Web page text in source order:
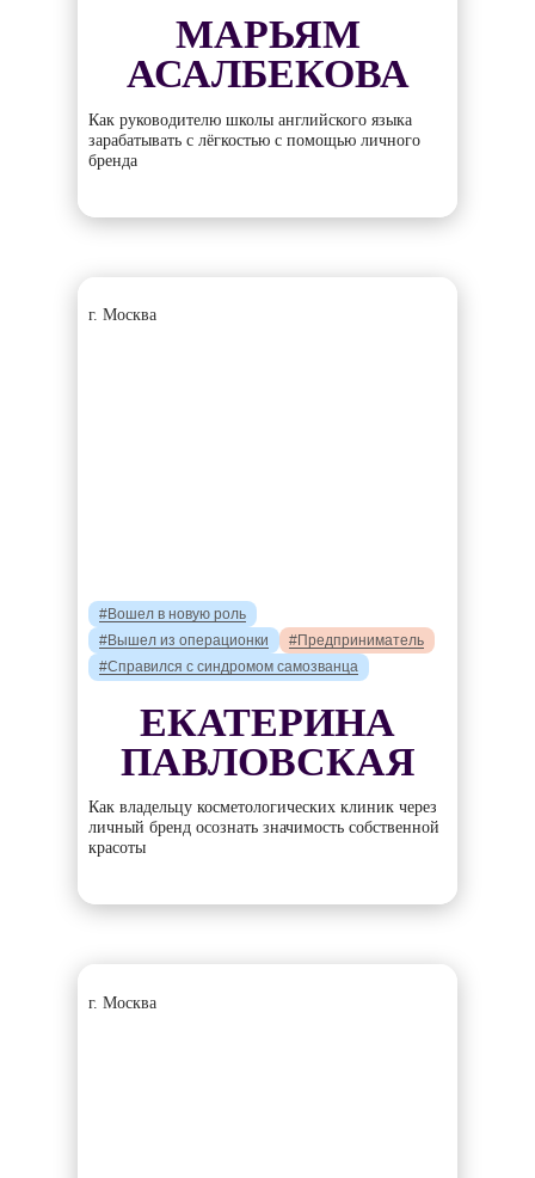
МАРЬЯМ
АСАЛБЕКОВА
Как руководителю школы английского языка
зарабатывать с лёгкостью с помощью личного
бренда
г. Москва
#Вошел в новую роль
#Вышел из операционки
#Предприниматель
#Справился с синдромом самозванца
ЕКАТЕРИНА
ПАВЛОВСКАЯ
Как владельцу косметологических клиник через
личный бренд осознать значимость собственной
красоты
г. Москва